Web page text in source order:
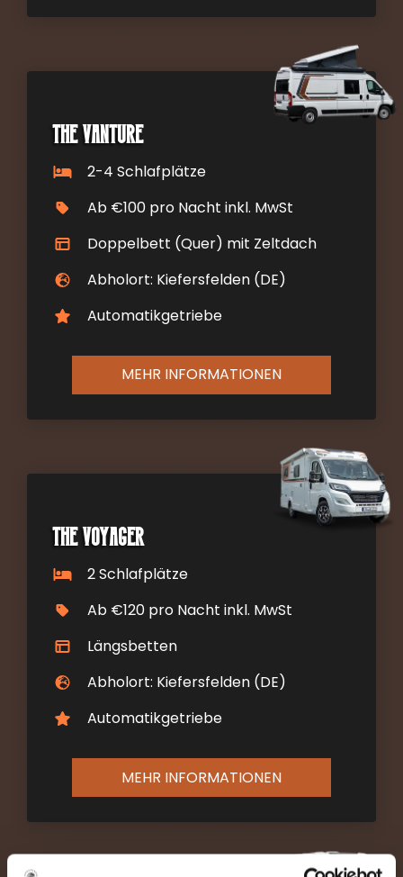
The Vanture
2-4 Schlafplätze
Ab €100 pro Nacht inkl. MwSt
Doppelbett (Quer) mit Zeltdach
Abholort: Kiefersfelden (DE)
Automatikgetriebe
MEHR INFORMATIONEN
The Voyager
2 Schlafplätze
Ab €120 pro Nacht inkl. MwSt
Längsbetten
Abholort: Kiefersfelden (DE)
Automatikgetriebe
MEHR INFORMATIONEN